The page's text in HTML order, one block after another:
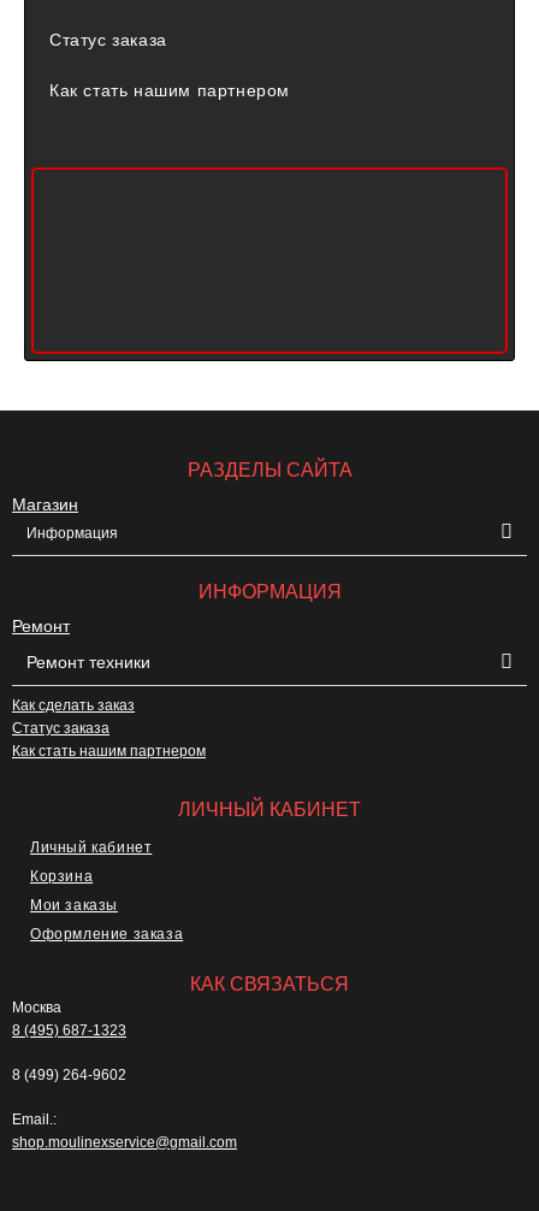
Статус заказа
Как стать нашим партнером
РАЗДЕЛЫ САЙТА
Магазин
Информация
ИНФОРМАЦИЯ
Ремонт
Ремонт техники
Как сделать заказ
Статус заказа
Как стать нашим партнером
ЛИЧНЫЙ КАБИНЕТ
Личный кабинет
Корзина
Мои заказы
Оформление заказа
КАК СВЯЗАТЬСЯ
Москва
8 (495) 687-1323
8 (499) 264-9602
Email.:
shop.moulinexservice@gmail.com